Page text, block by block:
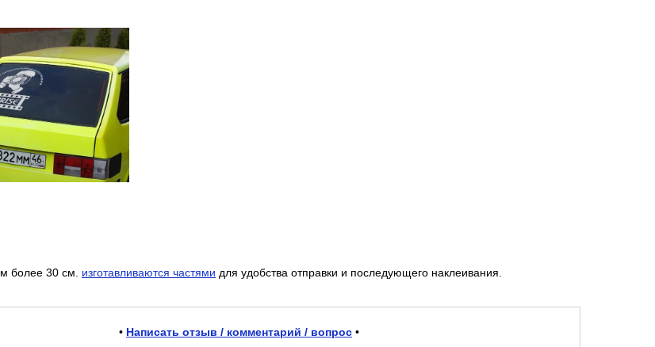
более 30 см. изготавливаются частями для удобства отправки и последующего наклеивания.
• Написать отзыв / комментарий / вопрос •